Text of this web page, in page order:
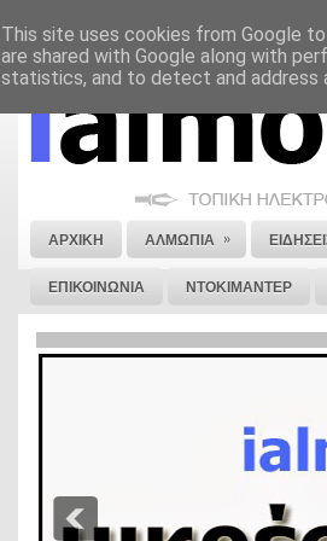
ΝΟΜΙΚΗ ΣΗΜΕΙΩΣΗ ΔΙΑΦΗΜΙΣΗ
ΑΡΧΙΚΗ ΑΛΜΩΠΙΑ »
ΕΠΙΚΟΙΝΩΝΙΑ ΝΤΟΚΙΜΑΝΤΕΡ
This site uses cookies from Google
are shared with Google along with
statistics, and to detect and address